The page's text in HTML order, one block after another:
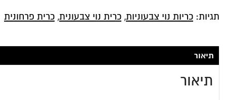
מוגבלויות
"פינות
תגיות: כריות נוי צבעוניות, כרית נוי צבעונית, כרית פרחונית
תיאור
תיאור